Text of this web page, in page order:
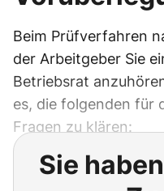
Beim Prüfverfahren
der Arbeitgeber Sie
Betriebsrat
es, die folgenden für
Fragen zu klären:
Sie